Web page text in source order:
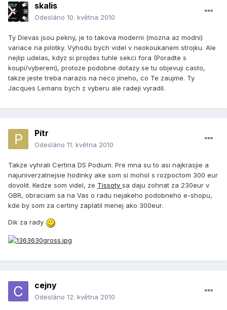
skalis
Odesláno 10. května 2010
Ty Dievas jsou pekny, je to takova moderni (mozna az modni)
variace na pilotky. Vyhodu bych videl v neokoukanem strojku. Ale
nejlip udelas, kdyz si projdes tuhle sekci fora (Poradte s
koupi/vyberem), protoze podobne dotazy se tu objevuji casto,
takze jeste treba narazis na neco jineho, co Te zaujme. Ty
Jacques Lemans bych z vyberu ale radeji vyradil.
Pítr
Odesláno 11. května 2010
Takze vyhrali Certina DS Podium. Pre mna su to asi najkrasjie a
najuniverzalnejsie hodinky ake som si mohol s rozpoctom 300 eur
dovolit. Kedze som videl, ze Tissoty sa daju zohnat za 230eur v
GBR, obraciam sa na Vas o radu nejakeho podobneho e-shopu,
kde by som za certiny zaplatil menej ako 300eur.
Dik za rady
cejny
Odesláno 12. května 2010